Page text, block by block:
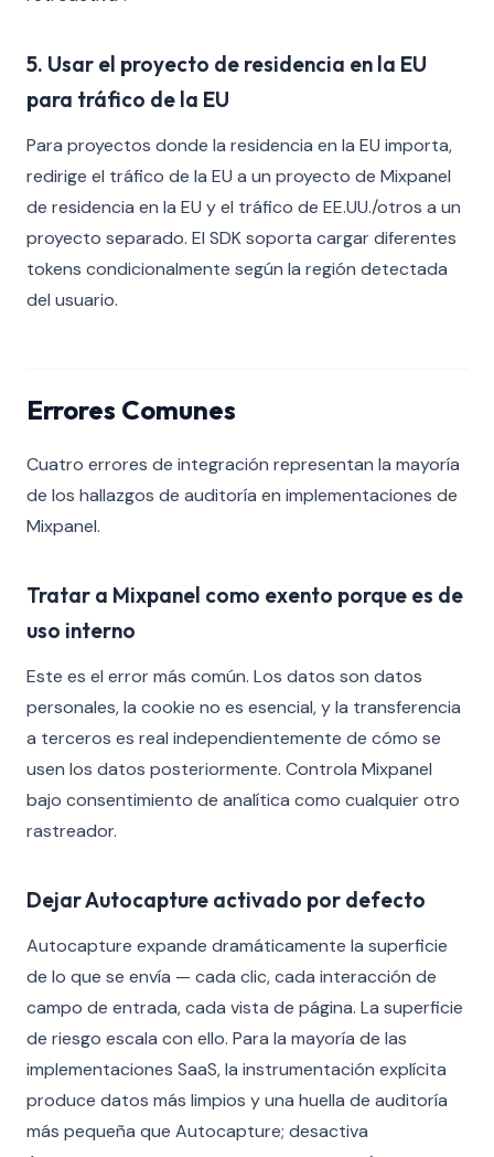
5. Usar el proyecto de residencia en la EU
para tráfico de la EU
Para proyectos donde la residencia en la EU importa,
redirige el tráfico de la EU a un proyecto de Mixpanel
de residencia en la EU y el tráfico de EE.UU./otros a un
proyecto separado. El SDK soporta cargar diferentes
tokens condicionalmente según la región detectada
del usuario.
Errores Comunes
Cuatro errores de integración representan la mayoría
de los hallazgos de auditoría en implementaciones de
Mixpanel.
Tratar a Mixpanel como exento porque es de
uso interno
Este es el error más común. Los datos son datos
personales, la cookie no es esencial, y la transferencia
a terceros es real independientemente de cómo se
usen los datos posteriormente. Controla Mixpanel
bajo consentimiento de analítica como cualquier otro
rastreador.
Dejar Autocapture activado por defecto
Autocapture expande dramáticamente la superficie
de lo que se envía — cada clic, cada interacción de
campo de entrada, cada vista de página. La superficie
de riesgo escala con ello. Para la mayoría de las
implementaciones SaaS, la instrumentación explícita
produce datos más limpios y una huella de auditoría
más pequeña que Autocapture; desactiva